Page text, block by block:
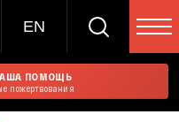
EN
ПОМОЩЬ
пожертвования